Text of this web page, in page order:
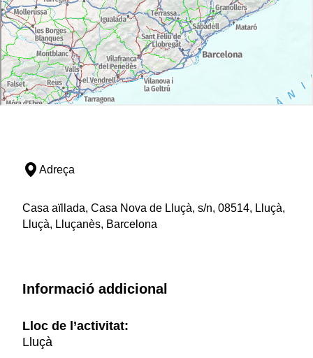
Adreça
Casa aïllada, Casa Nova de Lluçà, s/n, 08514, Lluçà,
Lluçà, Lluçanès, Barcelona
Informació addicional
Lloc de l’activitat:
Lluçà